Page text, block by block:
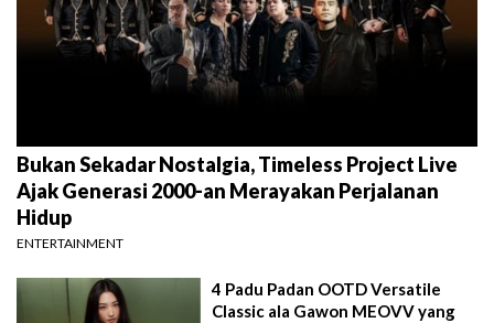
Bukan Sekadar Nostalgia, Timeless Project Live
Ajak Generasi 2000-an Merayakan Perjalanan
Hidup
ENTERTAINMENT
4 Padu Padan OOTD Versatile
Classic ala Gawon MEOVV yang